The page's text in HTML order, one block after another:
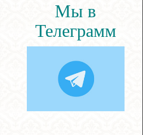
Мы в
Телеграмм